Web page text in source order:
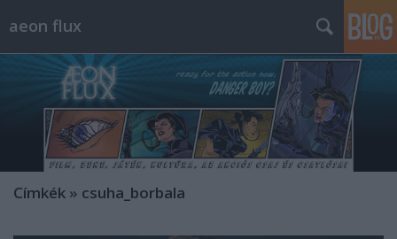
aeon flux
Címkék » csuha_borbala